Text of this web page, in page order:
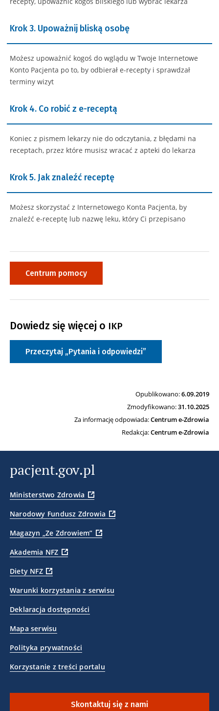
Krok 3. Upoważnij bliską osobę
Możesz upoważnić kogoś do wglądu w Twoje Internetowe
Konto Pacjenta po to, by odbierał e-recepty i sprawdzał
terminy wizyt
Krok 4. Co robić z e-receptą
Koniec z pismem lekarzy nie do odczytania, z błędami na
receptach, przez które musisz wracać z apteki do lekarza
Krok 5. Jak znaleźć receptę
Możesz skorzystać z Internetowego Konta Pacjenta, by
znaleźć e-receptę lub nazwę leku, który Ci przepisano
Centrum pomocy
Dowiedz się więcej o IKP
Przeczytaj „Pytania i odpowiedzi”
Opublikowano:6.09.2019
Zmodyfikowano:31.10.2025
Za informację odpowiada:Centrum e-Zdrowia
Redakcja:Centrum e-Zdrowia
pacjent.gov.pl
Ministerstwo Zdrowia
Narodowy Fundusz Zdrowia
Magazyn „Ze Zdrowiem”
Akademia NFZ
Diety NFZ
Warunki korzystania z serwisu
Deklaracja dostępności
Mapa serwisu
Polityka prywatności
Korzystanie z treści portalu
Skontaktuj się z nami